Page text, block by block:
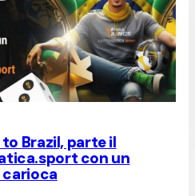
to Brazil, parte il
con un
carioca